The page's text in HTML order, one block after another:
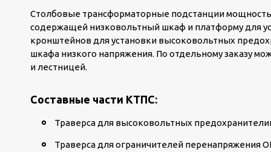
Столбовые трансформаторные подстанции
содержащей низковольтный шкаф и платформу для
кронштейнов для установки высоковольтных
шкафа низкого напряжения. По отдельному заказу
и лестницей.
Составные части КТПС:
Траверса для высоковольтных
Траверса для ограничителей перенапряжения